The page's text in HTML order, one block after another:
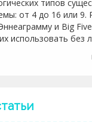
типов
от 4 до 16 или
и Big
использовать без